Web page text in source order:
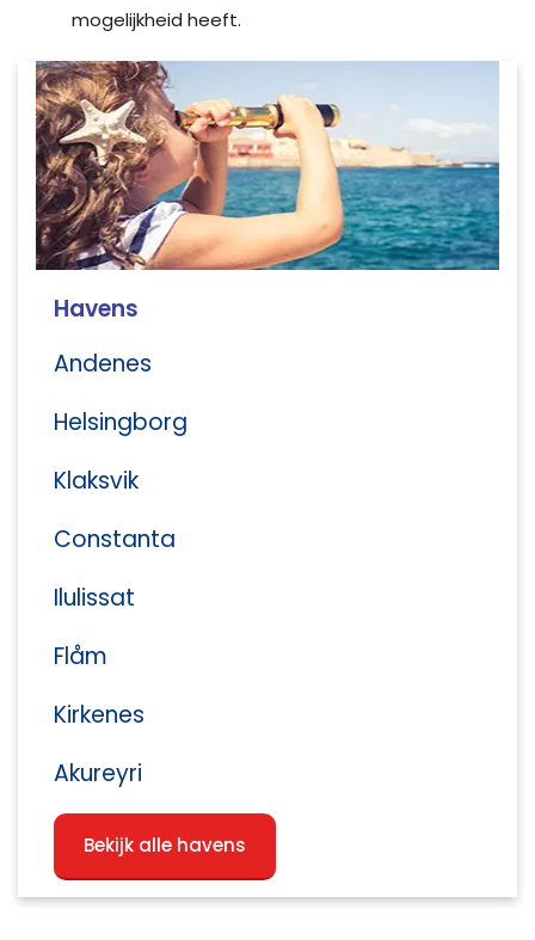
mogelijkheid heeft.
Havens
Andenes
Helsingborg
Klaksvik
Constanta
Ilulissat
Flåm
Kirkenes
Akureyri
Bekijk alle havens